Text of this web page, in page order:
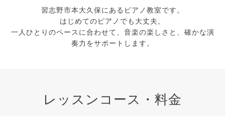
習志野市本大久保にあるピアノ教室です。
はじめてのピアノでも大丈夫。
一人ひとりのペースに合わせて、音楽の楽しさと、確かな演
奏力をサポートします。
レッスンコース・料金